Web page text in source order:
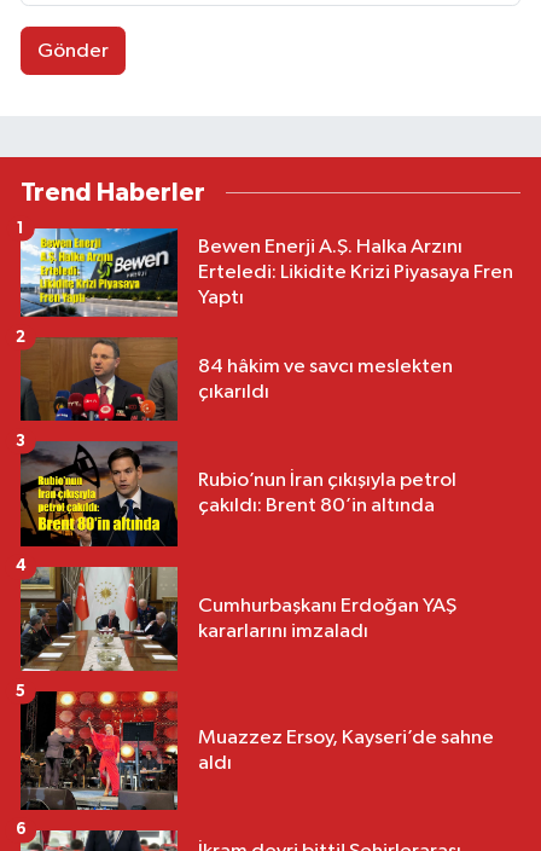
Gönder
Trend Haberler
Bewen Enerji A.Ş. Halka Arzını
Erteledi: Likidite Krizi Piyasaya Fren
Yaptı
1
84 hâkim ve savcı meslekten
çıkarıldı
2
Rubio’nun İran çıkışıyla petrol
çakıldı: Brent 80’in altında
3
Cumhurbaşkanı Erdoğan YAŞ
kararlarını imzaladı
4
Muazzez Ersoy, Kayseri’de sahne
aldı
5
6